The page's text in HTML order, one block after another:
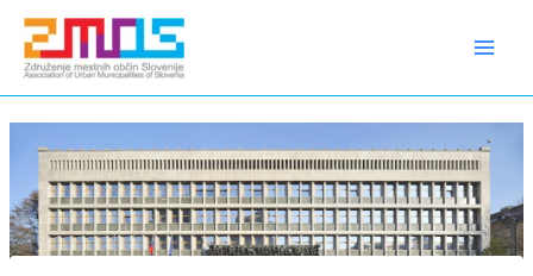
content
Preskoči
vsebino